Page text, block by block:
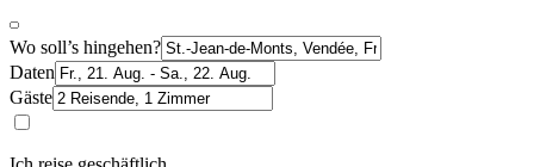
Wo soll’s hingehen?
Daten
Gäste